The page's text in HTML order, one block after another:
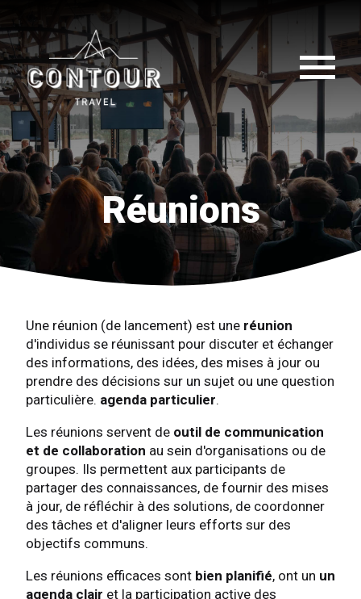
Réunions
Une réunion (de lancement) est une réunion
d'individus se réunissant pour discuter et échanger
des informations, des idées, des mises à jour ou
prendre des décisions sur un sujet ou une question
particulière. agenda particulier.
Les réunions servent de outil de communication
et de collaboration au sein d'organisations ou de
groupes. Ils permettent aux participants de
partager des connaissances, de fournir des mises
à jour, de réfléchir à des solutions, de coordonner
des tâches et d'aligner leurs efforts sur des
objectifs communs.
Les réunions efficaces sont bien planifié, ont un un
agenda clair et la participation active des